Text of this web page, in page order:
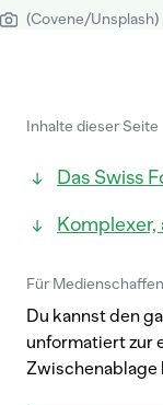
(Covene/Unsplash)
Inhalte dieser Seite
Das Swiss
Komplexer,
Für
Du kannst den
unformatiert zur
Zwischenablage